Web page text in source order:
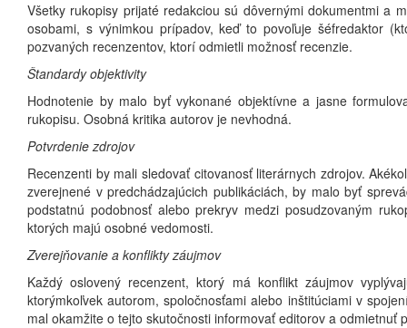
Všetky rukopisy prijaté redakciou sú dôvernými dokumentmi a
osobami, s výnimkou prípadov, keď to povoľuje šéfredaktor
pozvaných recenzentov, ktorí odmietli možnosť recenzie.
Štandardy objektivity
Hodnotenie by malo byť vykonané objektívne a jasne
rukopisu. Osobná kritika autorov je nevhodná.
Potvrdenie zdrojov
Recenzenti by mali sledovať citovanosť literárnych zdrojov.
zverejnené v predchádzajúcich publikáciách, by malo byť
podstatnú podobnosť alebo prekryv medzi posudzovaným
ktorých majú osobné vedomosti.
Zverejňovanie a konflikty záujmov
Každý oslovený recenzent, ktorý má konflikt záujmov
ktorýmkoľvek autorom, spoločnosťami alebo inštitúciami v
mal okamžite o tejto skutočnosti informovať editorov a